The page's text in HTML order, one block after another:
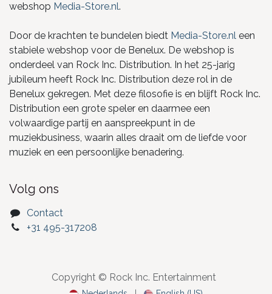
webshop Media-Store.nl.
Door de krachten te bundelen biedt Media-Store.nl een
stabiele webshop voor de Benelux. De webshop is
onderdeel van Rock Inc. Distribution. In het 25-jarig
jubileum heeft Rock Inc. Distribution deze rol in de
Benelux gekregen. Met deze filosofie is en blijft Rock Inc.
Distribution een grote speler en daarmee een
volwaardige partij en aanspreekpunt in de
muziekbusiness, waarin alles draait om de liefde voor
muziek en een persoonlijke benadering.
Volg ons
Contact
+31 495-317208
Copyright © Rock Inc. Entertainment